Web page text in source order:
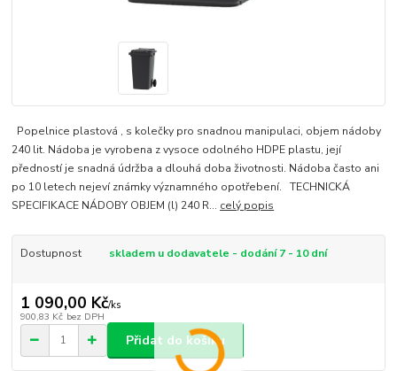
Popelnice plastová , s kolečky pro snadnou manipulaci, objem nádoby
240 lit. Nádoba je vyrobena z vysoce odolného HDPE plastu, její
předností je snadná údržba a dlouhá doba životnosti. Nádoba často ani
po 10 letech nejeví známky významného opotřebení. TECHNICKÁ
SPECIFIKACE NÁDOBY OBJEM (l) 240 R... celý popis
Dostupnost skladem u dodavatele - dodání 7 - 10 dní
1 090,00 Kč/ks
900,83 Kč bez DPH
Přidat do košíku